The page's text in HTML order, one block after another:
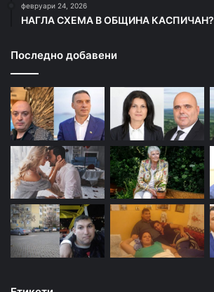
февруари 24, 2026
НАГЛА СХЕМА В ОБЩИНА КАСПИЧАН?
Последно добавени